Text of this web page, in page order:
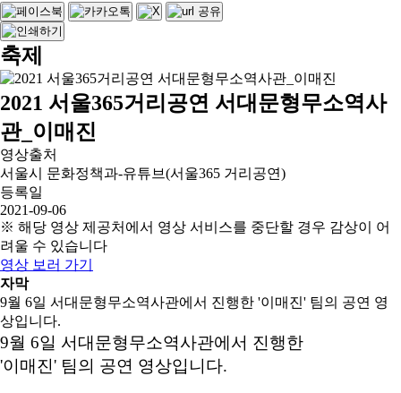
축제
2021 서울365거리공연 서대문형무소역사
관_이매진
영상출처
서울시 문화정책과-유튜브(서울365 거리공연)
등록일
2021-09-06
※ 해당 영상 제공처에서 영상 서비스를 중단할 경우 감상이 어
려울 수 있습니다
영상 보러 가기
자막
9월 6일 서대문형무소역사관에서 진행한 '이매진' 팀의 공연 영
상입니다.
9월 6일 서대문형무소역사관에서 진행한
'이매진' 팀의 공연 영상입니다.